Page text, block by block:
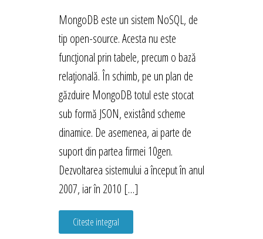
MongoDB este un sistem NoSQL, de
tip open-source. Acesta nu este
funcțional prin tabele, precum o bază
relațională. În schimb, pe un plan de
găzduire MongoDB totul este stocat
sub formă JSON, existând scheme
dinamice. De asemenea, ai parte de
suport din partea firmei 10gen.
Dezvoltarea sistemului a început în anul
2007, iar în 2010 […]
Citeste integral